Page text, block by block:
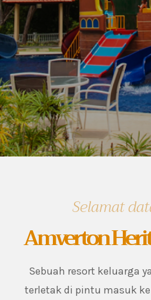
Selamat
Amverton
Sebuah resort keluarga
terletak di pintu masuk